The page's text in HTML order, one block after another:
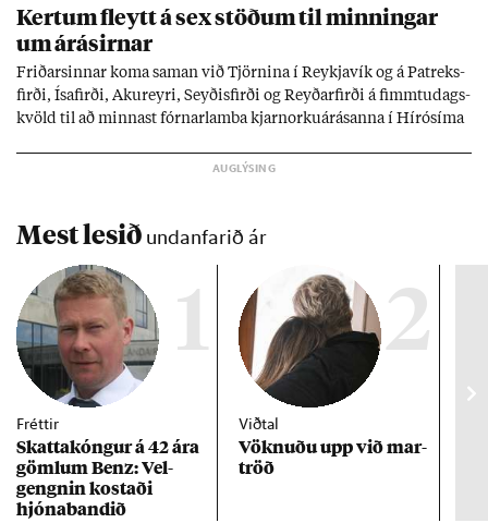
Kert­um fleytt á sex stöð­um til minn­ing­ar
um árás­irn­ar
Frið­arsinn­ar koma sam­an við Tjörn­ina í Reykja­vík og á Pat­reks­
firði, Ísa­firði, Ak­ur­eyri, Seyð­is­firði og Reyð­ar­firði á fimmtu­dags­
kvöld til að minn­ast fórn­ar­lamba kjarn­orku­árás­anna í Hírósíma
Mest lesið undanfarið ár
1
Fréttir
Skattakóng­ur á 42 ára
göml­um Benz: Vel­
gengn­in kostaði
hjóna­band­ið
2
Viðtal
Vökn­uðu upp við mar­
tröð